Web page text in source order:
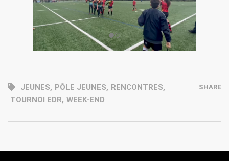
JEUNES, PÔLE JEUNES, RENCONTRES,
TOURNOI EDR, WEEK-END
SHARE